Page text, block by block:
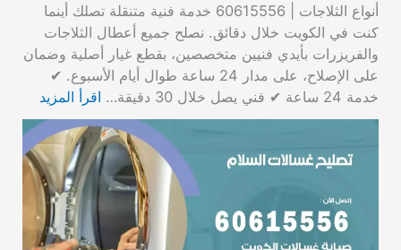
أنواع الثلاجات | 60615556 خدمة فنية متنقلة تصلك أينما
كنت في الكويت خلال دقائق. نصلح جميع أعطال الثلاجات
والفريزرات بأيدي فنيين متخصصين، بقطع غيار أصلية وضمان
على الإصلاح، على مدار 24 ساعة طوال أيام الأسبوع. ✔
خدمة 24 ساعة ✔ فني يصل خلال 30 دقيقة…
اقرأ المزيد